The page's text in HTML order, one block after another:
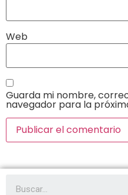
Web
Guarda mi nombre,
navegador para la